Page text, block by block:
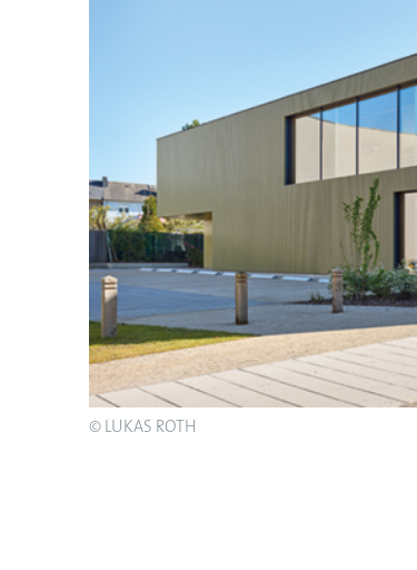
© LUKAS ROTH